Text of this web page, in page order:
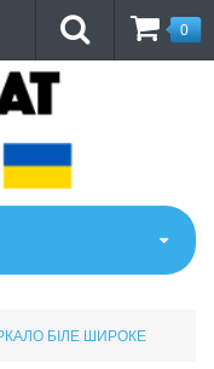
0
БІЛЕ ШИРОКЕ